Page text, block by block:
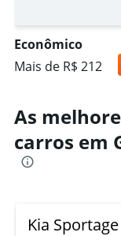
Econômico
Mais de R$ 212
As
carros em
Kia Sportage